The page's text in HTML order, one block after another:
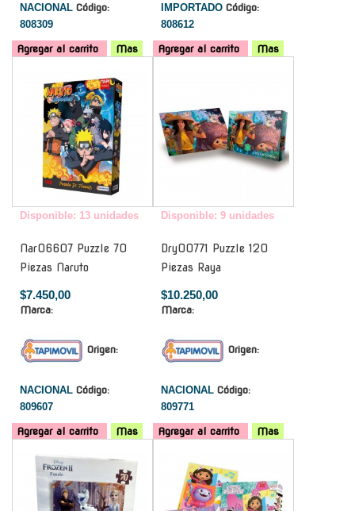
NACIONAL Código:
808309
Agregar al carrito Mas
IMPORTADO Código:
808612
Agregar al carrito
Mas
Disponible: 13 unidades
Nar06607 Puzzle 70
Piezas Naruto
$7.450,00
Marca:
Origen:
NACIONAL Código:
809607
Agregar al carrito Mas
Disponible: 9 unidades
Dry00771 Puzzle 120
Piezas Raya
$10.250,00
Marca:
Origen:
NACIONAL Código:
809771
Agregar al carrito
Mas